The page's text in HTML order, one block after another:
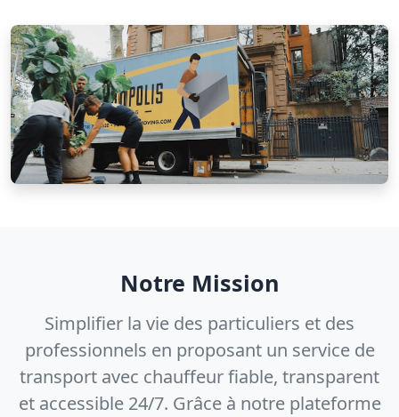
Notre Mission
Simplifier la vie des particuliers et des
professionnels en proposant un service de
transport avec chauffeur fiable, transparent
et accessible 24/7. Grâce à notre plateforme